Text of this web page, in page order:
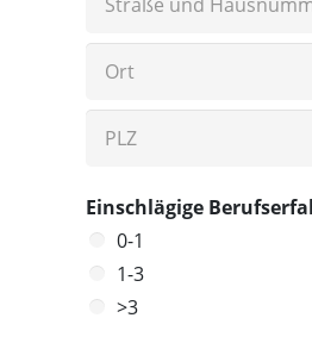
Einschlägige
0-1
1-3
>3